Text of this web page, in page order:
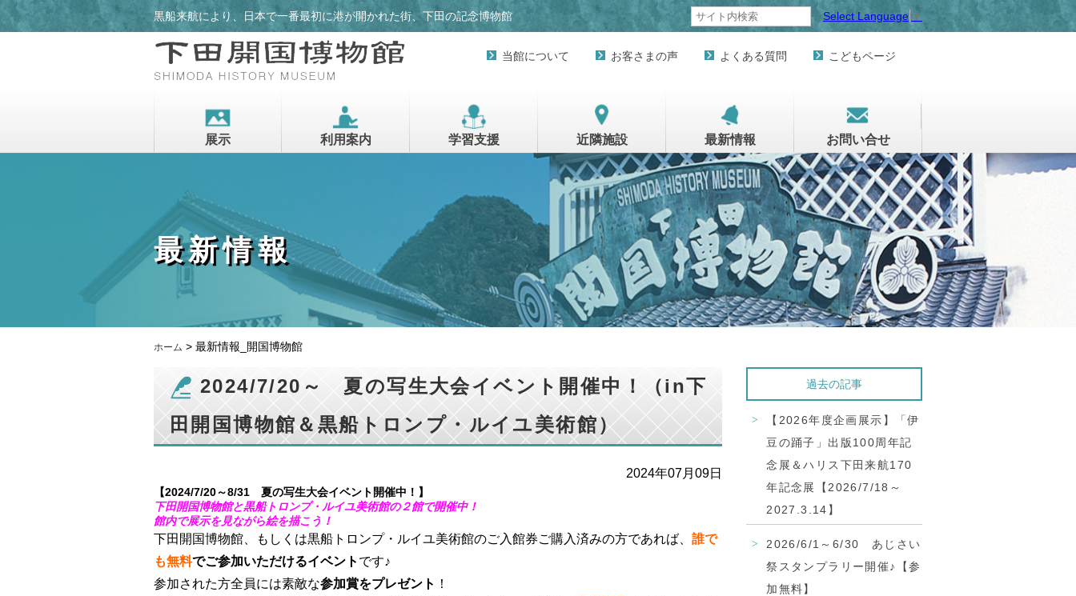
黒船来航により、日本で一番最初に港が開かれた街、下田の記念博物館 Select Language ▼
当館について お客さまの声 よくある質問 こどもページ
展示 利用案内 学習支援 近隣施設 最新情報 お問い合せ
最新情報
ホーム > 最新情報_開国博物館
2024/7/20～ 夏の写生大会イベント開催中！（in下
田開国博物館＆黒船トロンプ・ルイユ美術館）
2024年07月09日
【2024/7/20～8/31 夏の写生大会イベント開催中！】
下田開国博物館と黒船トロンプ・ルイユ美術館の２館で開催中！
館内で展示を見ながら絵を描こう！
下田開国博物館、もしくは黒船トロンプ・ルイユ美術館のご入館券ご購入済みの方であれば、 誰で
も無料でご参加いただけるイベント です♪
参加された方全員には素敵な参加賞をプレゼント ！
過去の記事
【2026年度企画展示】「伊
豆の踊子」出版100周年記
念展＆ハリス下田来航170
年記念展【2026/7/18～
2027.3.14】
2026/6/1～6/30 あじさい
祭スタンプラリー開催♪【参
加無料】